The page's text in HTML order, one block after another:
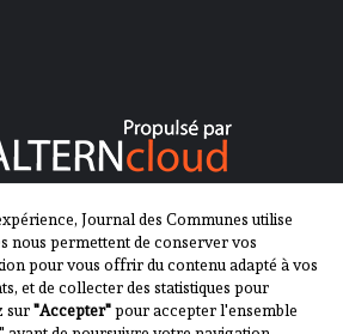
Journal des Communes utilise
nous permettent de conserver vos
pour vous offrir du contenu adapté à vos
et de collecter des statistiques pour
sur"Accepter"pour accepter l'ensemble